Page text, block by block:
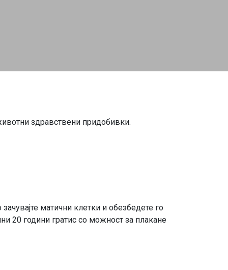
здравствени придобивки.